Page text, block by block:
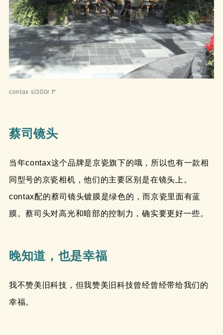
contax sl300r t*
蔡司镜头
当年contax这个品牌是京瓷旗下的哦，所以也有一款相
同型号的京瓷相机，他们的主要区别是在镜头上。
contax配的蔡司镜头镀膜是绿色的，而京瓷里面有蓝
膜。蔡司头对高光和暗部的控制力，确实要更好一些。
晚知道，也是幸福
我不赞美旧科技，但我赞美旧科技曾经曾经带给我们的
幸福。